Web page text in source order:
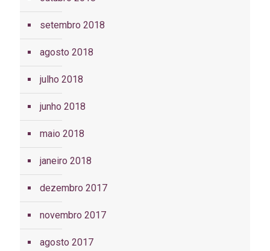
setembro 2018
agosto 2018
julho 2018
junho 2018
maio 2018
janeiro 2018
dezembro 2017
novembro 2017
agosto 2017